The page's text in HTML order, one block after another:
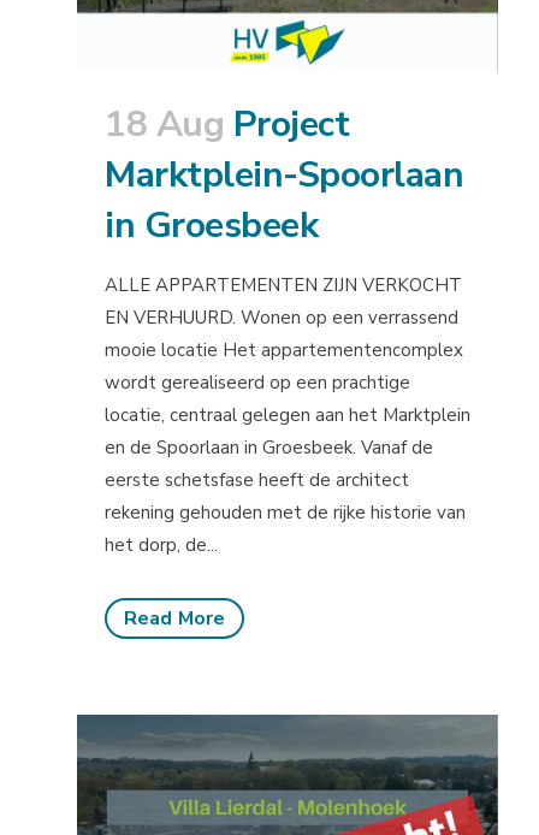
18 Aug Project
Marktplein-Spoorlaan
in Groesbeek
ALLE APPARTEMENTEN ZIJN VERKOCHT
EN VERHUURD. Wonen op een verrassend
mooie locatie Het appartementencomplex
wordt gerealiseerd op een prachtige
locatie, centraal gelegen aan het Marktplein
en de Spoorlaan in Groesbeek. Vanaf de
eerste schetsfase heeft de architect
rekening gehouden met de rijke historie van
het dorp, de...
Read More